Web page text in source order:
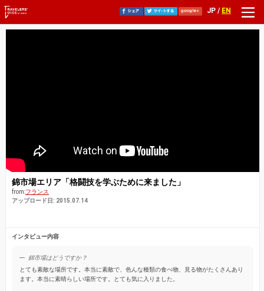
JP / EN
錦市場エリア「格闘技を学ぶために来ました」
from:フランス
アップロード日: 2015.07.14
インタビュー内容
錦市場はどうですか？
とても素敵な場所です。本当に素敵で、色んな種類の食べ物、見る物がたくさんあり
ます。本当に素晴らしい場所です。とても気に入りました。